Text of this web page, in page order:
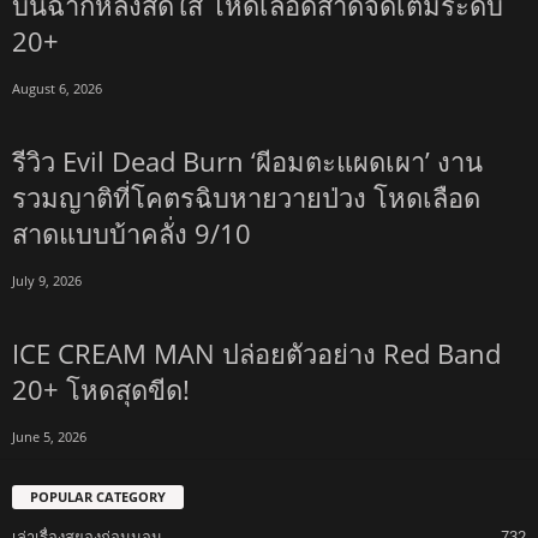
20+
August 6, 2026
รีวิว Evil Dead Burn ‘ผีอมตะแผดเผา’ งาน
รวมญาติที่โคตรฉิบหายวายป่วง โหดเลือด
สาดแบบบ้าคลั่ง 9/10
July 9, 2026
ICE CREAM MAN ปล่อยตัวอย่าง Red Band
20+ โหดสุดขีด!
June 5, 2026
POPULAR CATEGORY